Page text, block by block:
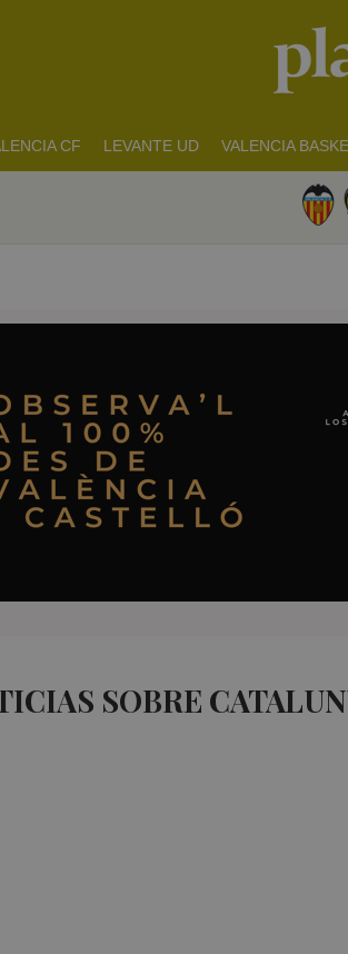
CF LEVANTE UD VALENCIA
SOBRE